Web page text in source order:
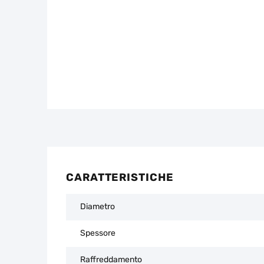
CARATTERISTICHE
Diametro
Spessore
Raffreddamento